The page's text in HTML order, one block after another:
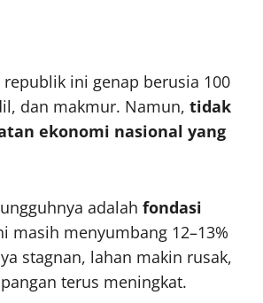
republik ini genap berusia 100
dan makmur. Namun, tidak
ekonomi nasional yang
adalah fondasi
masih menyumbang 12–13%
stagnan, lahan makin rusak,
terus meningkat.